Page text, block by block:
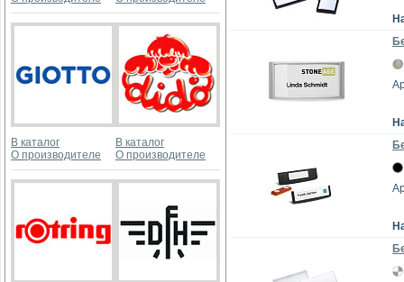
В каталог
О производителе
В каталог
О производителе